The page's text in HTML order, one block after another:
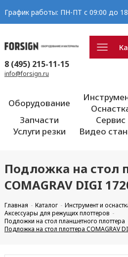
График работы: ПН-ПТ с 09:00 до
8 (495) 215-11-15
info@forsign.ru
Оборудование
Запчасти
Сервис
Услуги резки
Видео
Подложка на стол
COMAGRAV DIGI
Главная Каталог
Инструмент и
Аксессуары для режущих плоттеров
Подложки на стол планшетного плоттера
Подложка на стол плоттера COMAGRAV